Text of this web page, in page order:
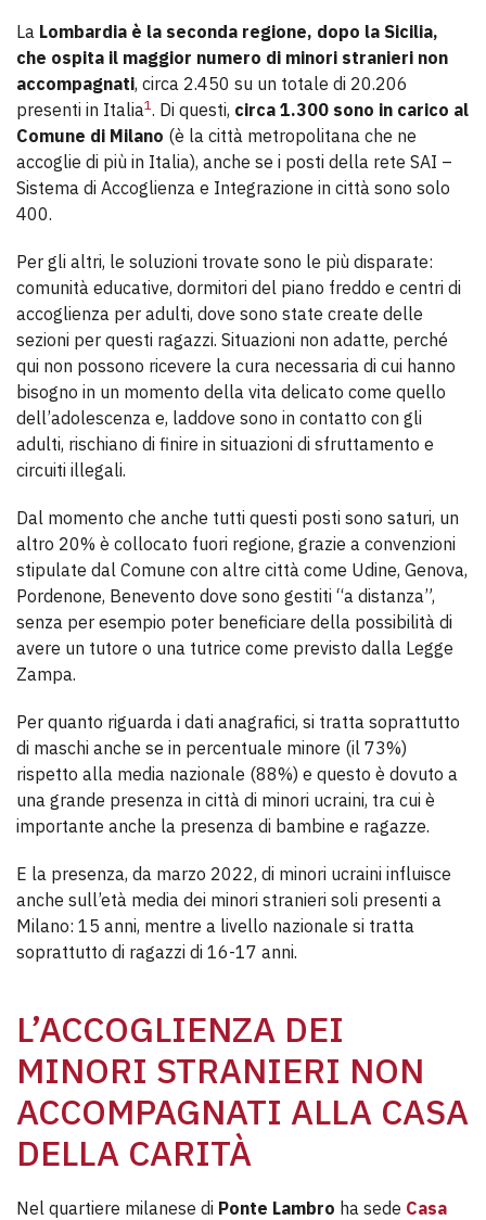
La Lombardia è la seconda regione, dopo la Sicilia,
che ospita il maggior numero di minori stranieri non
accompagnati, circa 2.450 su un totale di 20.206
presenti in Italia1. Di questi, circa 1.300 sono in carico al
Comune di Milano (è la città metropolitana che ne
accoglie di più in Italia), anche se i posti della rete SAI –
Sistema di Accoglienza e Integrazione in città sono solo
400.
Per gli altri, le soluzioni trovate sono le più disparate:
comunità educative, dormitori del piano freddo e centri di
accoglienza per adulti, dove sono state create delle
sezioni per questi ragazzi. Situazioni non adatte, perché
qui non possono ricevere la cura necessaria di cui hanno
bisogno in un momento della vita delicato come quello
dell’adolescenza e, laddove sono in contatto con gli
adulti, rischiano di finire in situazioni di sfruttamento e
circuiti illegali.
Dal momento che anche tutti questi posti sono saturi, un
altro 20% è collocato fuori regione, grazie a convenzioni
stipulate dal Comune con altre città come Udine, Genova,
Pordenone, Benevento dove sono gestiti “a distanza”,
senza per esempio poter beneficiare della possibilità di
avere un tutore o una tutrice come previsto dalla Legge
Zampa.
Per quanto riguarda i dati anagrafici, si tratta soprattutto
di maschi anche se in percentuale minore (il 73%)
rispetto alla media nazionale (88%) e questo è dovuto a
una grande presenza in città di minori ucraini, tra cui è
importante anche la presenza di bambine e ragazze.
E la presenza, da marzo 2022, di minori ucraini influisce
anche sull’età media dei minori stranieri soli presenti a
Milano: 15 anni, mentre a livello nazionale si tratta
soprattutto di ragazzi di 16-17 anni.
L’ACCOGLIENZA DEI
MINORI STRANIERI NON
ACCOMPAGNATI ALLA CASA
DELLA CARITÀ
Nel quartiere milanese di Ponte Lambro ha sede Casa